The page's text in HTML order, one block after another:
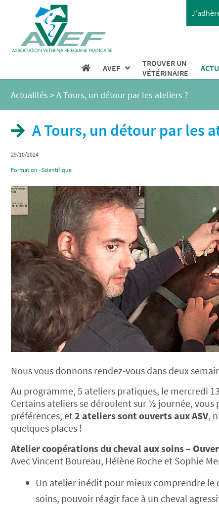
AVEF
TROUVER UN
VÉTÉRINAIRE
Actualités >A Tours, un détour par les ateliers ?
A Tours, un détour par les
29/10/2024
Formation - Scientifique
Nous vous donnons rendez-vous dans deux
Au programme, 5 ateliers pratiques, le mercredi
Certains ateliers se déroulent sur ½ journée,
préférences, et2 ateliers sont ouverts aux ASV,
quelques places !
Atelier coopérations du cheval aux soins –
Avec Vincent Boureau, Hélène Roche et Sophie
Un atelier inédit pour mieux comprendre
soins, pouvoir réagir face à un cheval